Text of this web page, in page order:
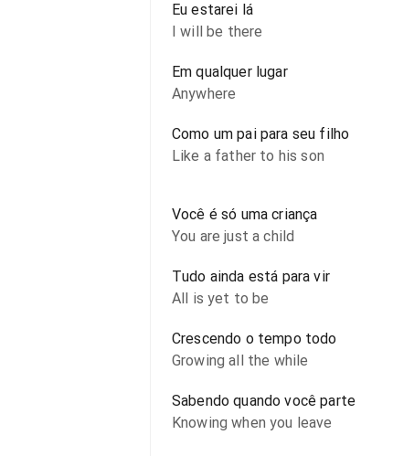
Eu estarei lá
I will be there
Em qualquer lugar
Anywhere
Como um pai para seu filho
Like a father to his son
Você é só uma criança
You are just a child
Tudo ainda está para vir
All is yet to be
Crescendo o tempo todo
Growing all the while
Sabendo quando você parte
Knowing when you leave